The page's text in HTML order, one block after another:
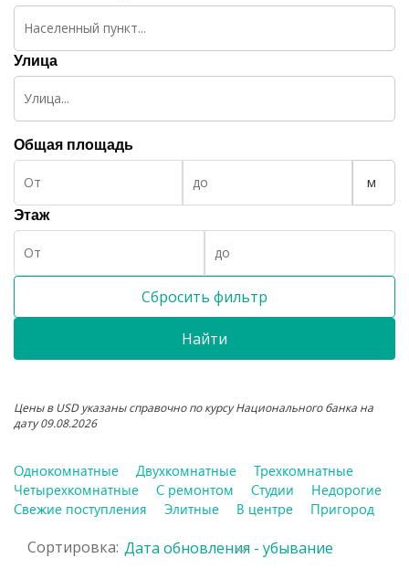
Улица
Общая площадь
м
Этаж
Сбросить фильтр
Найти
Цены в USD указаны справочно по курсу Национального банка на
дату 09.08.2026
Однокомнатные Двухкомнатные
Трехкомнатные
Четырехкомнатные
С ремонтом Студии
Недорогие
Свежие поступления
Элитные В центре Пригород
Сортировка: Дата обновления - убывание